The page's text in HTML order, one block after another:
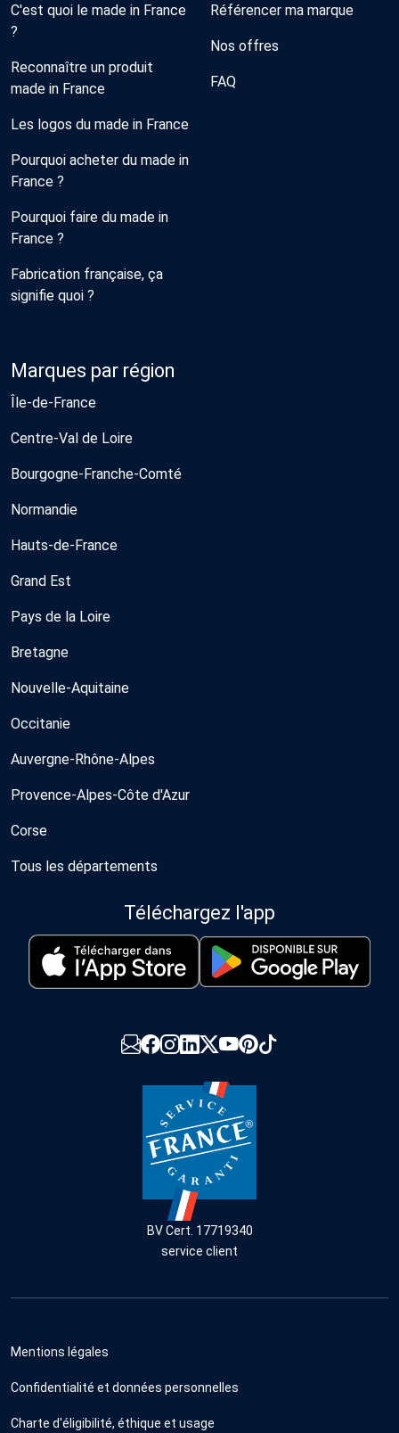
C'est quoi le made in France
?
Reconnaître un produit
made in France
Les logos du made in France
Pourquoi acheter du made in
France ?
Pourquoi faire du made in
France ?
Fabrication française, ça
signifie quoi ?
Référencer ma marque
Nos offres
FAQ
Marques par région
Île-de-France
Centre-Val de Loire
Bourgogne-Franche-Comté
Normandie
Hauts-de-France
Grand Est
Pays de la Loire
Bretagne
Nouvelle-Aquitaine
Occitanie
Auvergne-Rhône-Alpes
Provence-Alpes-Côte d'Azur
Corse
Tous les départements
Téléchargez l'app
BV Cert. 17719340
service client
Mentions légales
Confidentialité et données personnelles
Charte d'éligibilité, éthique et usage